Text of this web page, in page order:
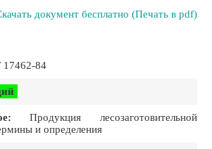
документ бесплатно (Печать в pdf)
84
Продукция лесозаготовительной
и определения